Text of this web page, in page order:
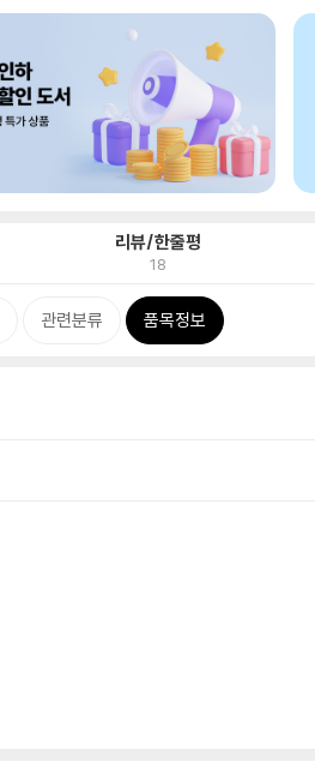
리뷰/한줄평
18
관련분류 품목정보